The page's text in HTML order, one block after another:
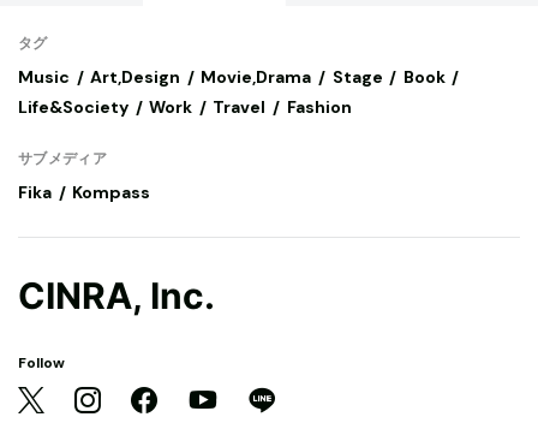
タグ
Music Art,Design Movie,Drama Stage
Book
Life&Society
Work Travel Fashion
サブメディア
Fika Kompass
CINRA, Inc.
Follow